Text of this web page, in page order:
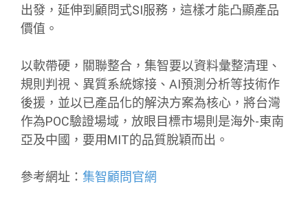
出發，延伸到顧問式SI服務，這樣才能凸顯產品
價值。
以軟帶硬，關聯整合，集智要以資料彙整清理、
規則判視、異質系統嫁接、AI預測分析等技術作
後援，並以已產品化的解決方案為核心，將台灣
作為POC驗證場域，放眼目標市場則是海外-東南
亞及中國，要用MIT的品質脫穎而出。
參考網址： 集智顧問官網